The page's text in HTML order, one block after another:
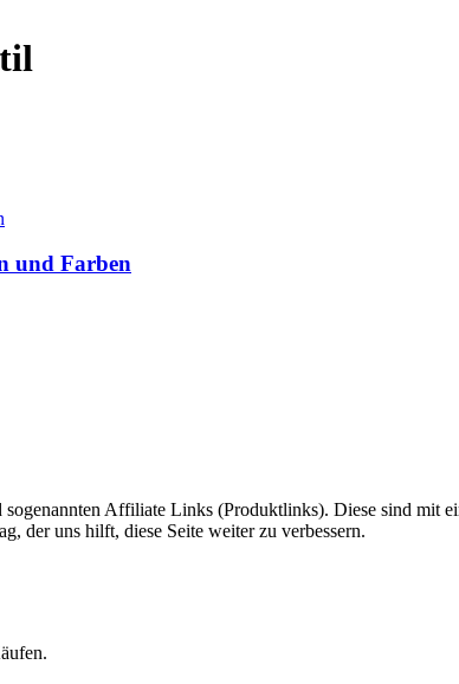
und Farben
sogenannten Affiliate Links (Produktlinks). Diese sind
der uns hilft, diese Seite weiter zu verbessern.